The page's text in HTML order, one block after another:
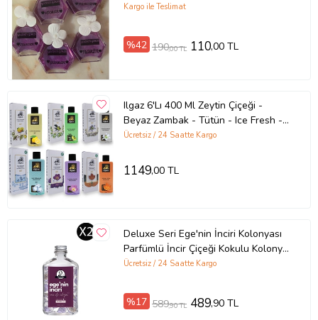
Kargo ile Teslimat
%42 190,00 TL 110,00 TL
Ilgaz 6'Lı 400 Ml Zeytin Çiçeği -
Beyaz Zambak - Tütün - Ice Fresh -
Safran - Limon Kolonyası Seti
Ücretsiz / 24 Saatte Kargo
1149,00 TL
Deluxe Seri Ege'nin İnciri Kolonyası
Parfümlü İncir Çiçeği Kokulu Kolonya
200 ml x 2 Cam Şişe
Ücretsiz / 24 Saatte Kargo
%17 589,90 TL 489,90 TL